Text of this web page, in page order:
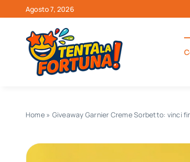
al
contenuto
Agosto 7, 2026
Home» Giveaway Garnier Creme Sorbetto: vinci